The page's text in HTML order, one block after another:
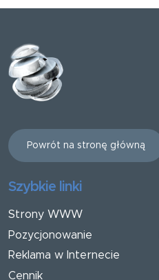
Powrót na stronę główną
Szybkie linki
Strony WWW
Pozycjonowanie
Reklama w Internecie
Cennik